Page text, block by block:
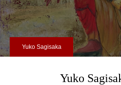
Yuko Sagisaka
Yuko